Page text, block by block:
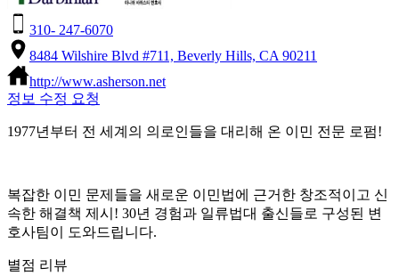
310- 247-6070
8484 Wilshire Blvd #711, Beverly Hills, CA 90211
http://www.asherson.net
정보 수정 요청
1977년부터 전 세계의 의로인들을 대리해 온 이민 전문 로펌!
복잡한 이민 문제들을 새로운 이민법에 근거한 창조적이고 신
속한 해결책 제시! 30년 경험과 일류법대 출신들로 구성된 변
호사팀이 도와드립니다.
별점 리뷰